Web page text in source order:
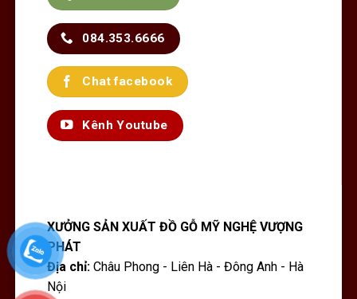
084.353.6666
Chat facebook
Kênh Youtube
XƯỞNG SẢN XUẤT ĐỒ GỖ MỸ NGHỆ VƯỢNG
PHÁT
Địa chỉ:Châu Phong - Liên Hà - Đông Anh - Hà
Nội